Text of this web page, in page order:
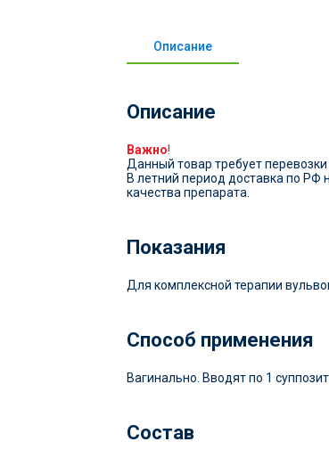
Описание
Описание
Важно!
Данный товар требует
В летний период доставка по РФ
качества препарата.
Показания
Для комплексной терапии
Способ применения
Вагинально. Вводят по 1
Состав